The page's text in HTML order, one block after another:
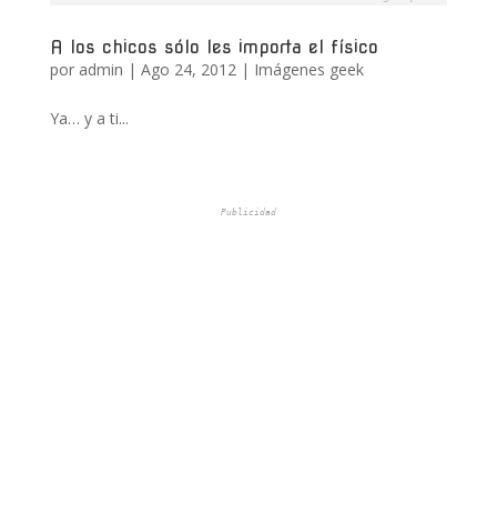
A los chicos sólo les importa el físico
por admin | Ago 24, 2012| Imágenes geek
Ya… y a ti...
Publicidad